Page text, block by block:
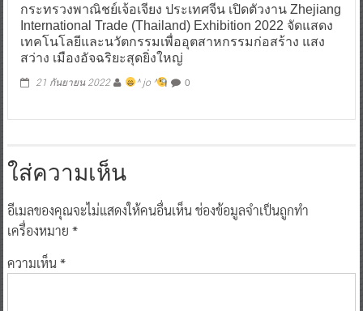
กระทรวงพาณิชย์เจ้อเจียง ประเทศจีน เปิดตัวงาน Zhejiang
International Trade (Thailand) Exhibition 2022 จัดแสดง
เทคโนโลยีและนวัตกรรมเพื่ออุตสาหกรรมก่อสร้าง แสง
สว่าง เมืองอัจฉริยะสุดยิ่งใหญ่
21 กันยายน 2022 ^ jo ^ 0
ใส่ความเห็น
อีเมลของคุณจะไม่แสดงให้คนอื่นเห็นช่องข้อมูลจำเป็นถูกทำ
เครื่องหมาย *
ความเห็น*